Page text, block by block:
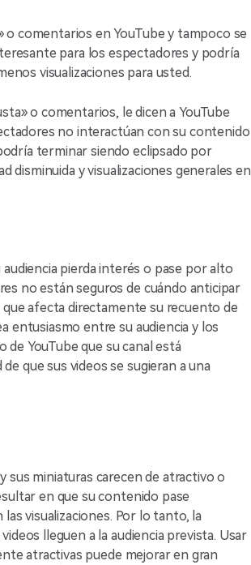
o comentarios en YouTube y tampoco se
para los espectadores y podría
visualizaciones para usted.
o comentarios, le dicen a YouTube
no interactúan con su contenido
terminar siendo eclipsado por
disminuida y visualizaciones generales en
pierda interés o pase por alto
no están seguros de cuándo anticipar
afecta directamente su recuento de
entusiasmo entre su audiencia y los
YouTube que su canal está
que sus videos se sugieran a una
sus miniaturas carecen de atractivo o
en que su contenido pase
visualizaciones. Por lo tanto, la
lleguen a la audiencia prevista. Usar
atractivas puede mejorar en gran